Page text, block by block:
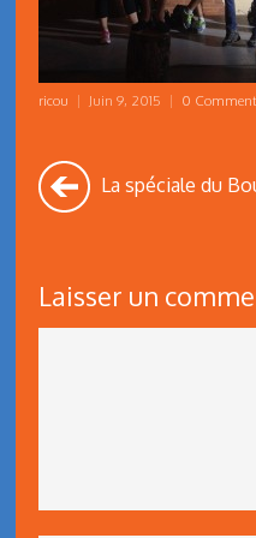
ricou | Juin 9, 2015 | 0
La spéciale du
Laisser un